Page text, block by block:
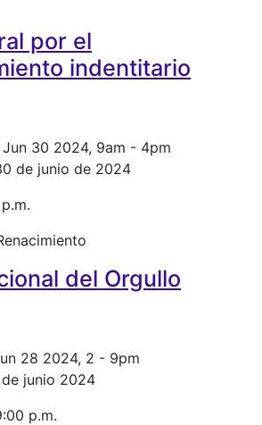
por el
indentitario
cultural por el empoderamiento
Jun 30 2024, 9am - 4pm
de junio de 2024
del Orgullo
Internacional del Orgullo LGBTI
28 2024, 2 - 9pm
de junio 2024
p.m.